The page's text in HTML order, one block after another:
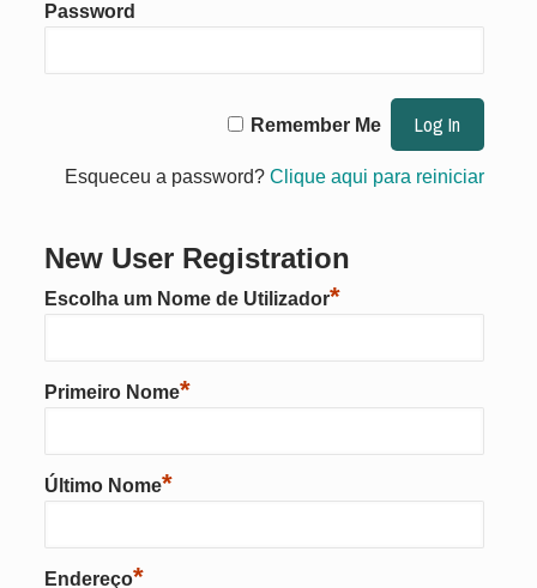
Password
Remember Me
Esqueceu a password? Clique aqui para reiniciar
New User Registration
Escolha um Nome de Utilizador*
Primeiro Nome*
Último Nome*
Endereço*